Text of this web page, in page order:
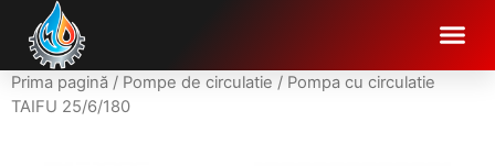
Prima pagină / Pompe de circulatie / Pompa cu circulatie
TAIFU 25/6/180